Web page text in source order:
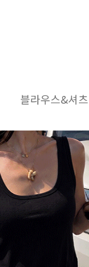
블라우스&셔츠